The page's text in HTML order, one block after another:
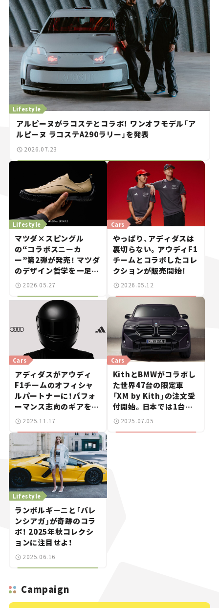
Lifestyle
アルピーヌがラコステとコラボ！ ワンオフモデル「ア
ルピーヌ ラコステA290ラリー」を発表
2026.07.23
Lifestyle
マツダ×スピングル
の“コラボスニーカ
ー”第2弾が発売！ マツダ
のデザイン哲学を一足に
凝縮2026.05.27
Cars
やっぱり、アディダスは
裏切らない。アウディF1
チームとコラボしたコレ
クションが販売開始！
2026.05.12
Cars
アディダスがアウディ
F1チームのオフィシャ
ルパートナーに！パフォ
ーマンス志向のギアを共
同開発
2025.11.17
Cars
KithとBMWがコラボし
た世界47台の限定車
「XM by Kith」の注文受
付開始。日本では1台の
み！ 【新車ニュース】
2025.07.05
Lifestyle
ランボルギーニと「バレ
ンシアガ」が奇跡のコラ
ボ！ 2025年秋コレクシ
ョンに注目せよ！
2025.06.16
Campaign